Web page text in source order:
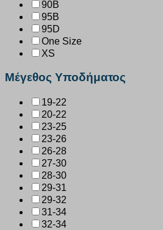
90B
95B
95D
One Size
XS
Μέγεθος Υποδήματος
19-22
20-22
23-25
23-26
26-28
27-30
28-30
29-31
29-32
31-34
32-34